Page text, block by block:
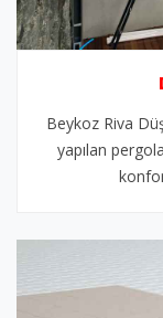
Beykoz Riva
yapılan